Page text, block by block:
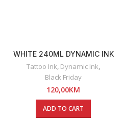
WHITE 240ML DYNAMIC INK
Tattoo Ink, Dynamic Ink,
Black Friday
120,00KM
ADD TO CART